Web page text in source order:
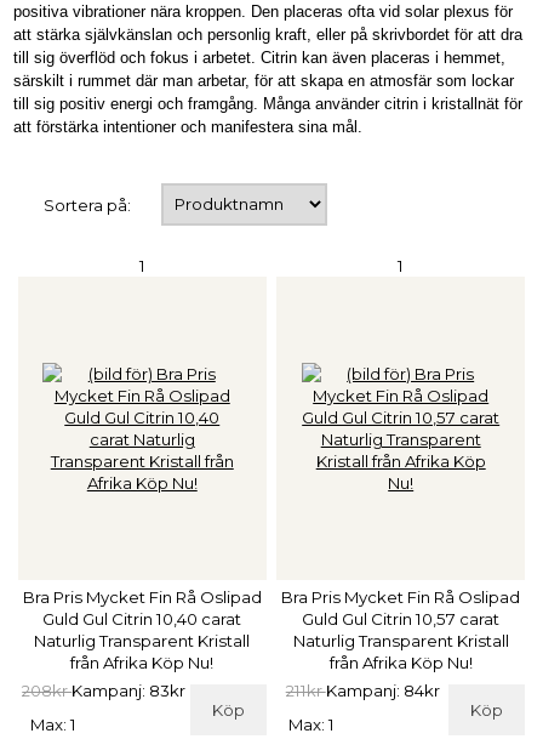
positiva vibrationer nära kroppen. Den placeras ofta vid solar plexus för
att stärka självkänslan och personlig kraft, eller på skrivbordet för att dra
till sig överflöd och fokus i arbetet. Citrin kan även placeras i hemmet,
särskilt i rummet där man arbetar, för att skapa en atmosfär som lockar
till sig positiv energi och framgång. Många använder citrin i kristallnät för
att förstärka intentioner och manifestera sina mål.
Sortera på:
1
Bra Pris Mycket Fin Rå Oslipad
Guld Gul Citrin 10,40 carat
Naturlig Transparent Kristall
från Afrika Köp Nu!
208krKampanj: 83kr
Köp
Max: 1
1
Bra Pris Mycket Fin Rå Oslipad
Guld Gul Citrin 10,57 carat
Naturlig Transparent Kristall
från Afrika Köp Nu!
211krKampanj: 84kr
Köp
Max: 1